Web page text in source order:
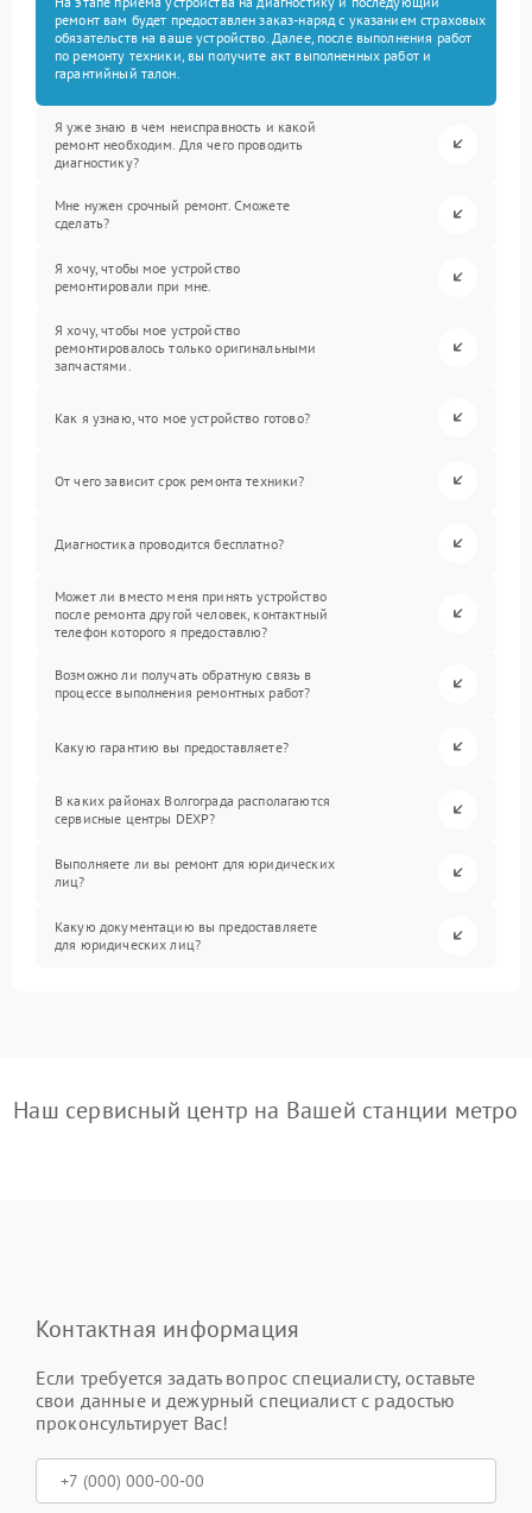
ремонт вам будет предоставлен заказ-наряд с указанием страховых
обязательств на ваше устройство. Далее, после выполнения работ
по ремонту техники, вы получите акт выполненных работ и
гарантийный талон.
Я уже знаю в чем неисправность и какой
ремонт необходим. Для чего проводить
диагностику?
Мне нужен срочный ремонт. Сможете
сделать?
Я хочу, чтобы мое устройство
ремонтировали при мне.
Я хочу, чтобы мое устройство
ремонтировалось только оригинальными
запчастями.
Как я узнаю, что мое устройство готово?
От чего зависит срок ремонта техники?
Диагностика проводится бесплатно?
Может ли вместо меня принять устройство
после ремонта другой человек, контактный
телефон которого я предоставлю?
Возможно ли получать обратную связь в
процессе выполнения ремонтных работ?
Какую гарантию вы предоставляете?
В каких районах Волгограда располагаются
сервисные центры DEXP?
Выполняете ли вы ремонт для юридических
лиц?
Какую документацию вы предоставляете
для юридических лиц?
Наш сервисный центр на Вашей станции метро
Контактная информация
Если требуется задать вопрос специалисту, оставьте
свои данные и дежурный специалист с радостью
проконсультирует Вас!